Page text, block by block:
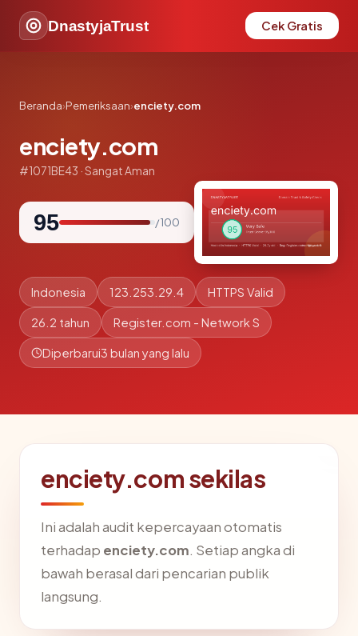
DnastyjaTrust Cek Gratis
Beranda›Pemeriksaan›enciety.com
enciety.com
#1071BE43 · Sangat Aman
95 / 100
Indonesia 123.253.29.4 HTTPS Valid
26.2 tahun Register.com - Network S
Diperbarui3 bulan yang lalu
enciety.com sekilas
Ini adalah audit kepercayaan otomatis
terhadap enciety.com. Setiap angka di
bawah berasal dari pencarian publik
langsung.